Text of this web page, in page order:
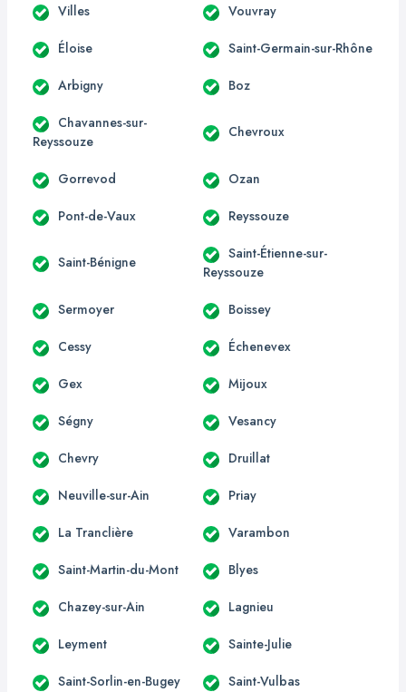
Villes Vouvray
Éloise Saint-Germain-sur-Rhône
Arbigny Boz
Chavannes-sur-
Reyssouze
Chevroux
Gorrevod Ozan
Pont-de-Vaux Reyssouze
Saint-Bénigne
Saint-Étienne-sur-
Reyssouze
Sermoyer Boissey
Cessy Échenevex
Gex Mijoux
Ségny Vesancy
Chevry Druillat
Neuville-sur-Ain Priay
La Tranclière Varambon
Saint-Martin-du-Mont Blyes
Chazey-sur-Ain Lagnieu
Leyment Sainte-Julie
Saint-Sorlin-en-Bugey Saint-Vulbas